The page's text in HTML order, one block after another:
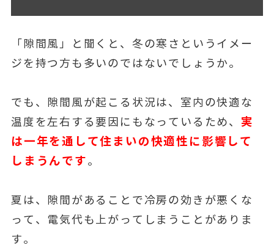
「隙間風」と聞くと、冬の寒さというイメー
ジを持つ方も多いのではないでしょうか。
でも、隙間風が起こる状況は、室内の快適な
温度を左右する要因にもなっているため、 実
は一年を通して住まいの快適性に影響して
しまうんです。
夏は、隙間があることで冷房の効きが悪くな
って、電気代も上がってしまうことがありま
す。